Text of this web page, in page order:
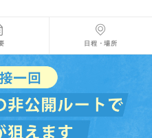
日程・場所